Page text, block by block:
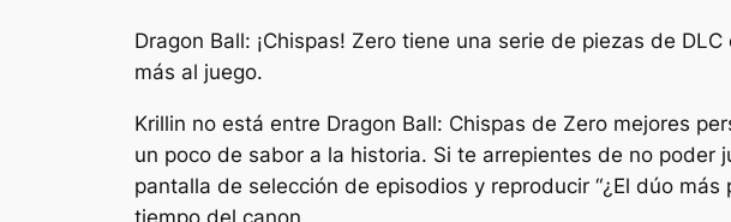
Dragon Ball: ¡Chispas! Zero tiene una serie de piezas de
más al juego.
Krillin no está entre Dragon Ball: Chispas de Zero mejores
un poco de sabor a la historia. Si te arrepientes de no
pantalla de selección de episodios y reproducir “¿El dúo más
tiempo del canon.